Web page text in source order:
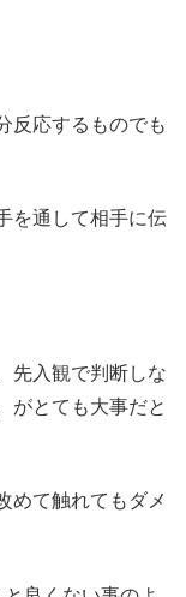
反応するものでも
を通して相手に伝
先入観で判断しな
がとても大事だと
めて触れてもダメ